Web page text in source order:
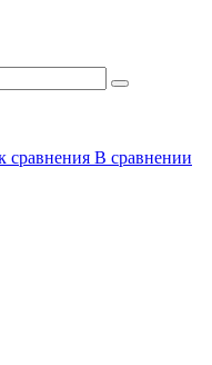
сравнения В сравнении